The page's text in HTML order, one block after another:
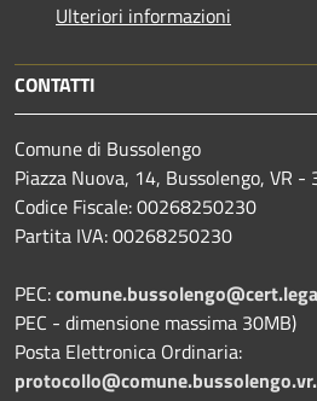
Ulteriori informazioni
CONTATTI
Comune di Bussolengo
Piazza Nuova, 14, Bussolengo, VR
Codice Fiscale: 00268250230
Partita IVA: 00268250230
PEC:
PEC - dimensione massima 30MB)
Posta Elettronica Ordinaria: